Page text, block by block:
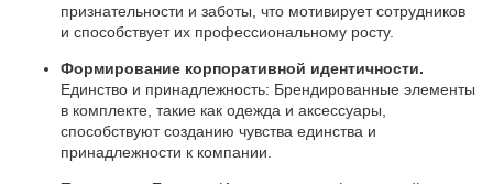
признательности и заботы, что мотивирует сотрудников
и способствует их профессиональному росту.
Формирование корпоративной идентичности.
Единство и принадлежность: Брендированные элементы
в комплекте, такие как одежда и аксессуары,
способствуют созданию чувства единства и
принадлежности к компании.